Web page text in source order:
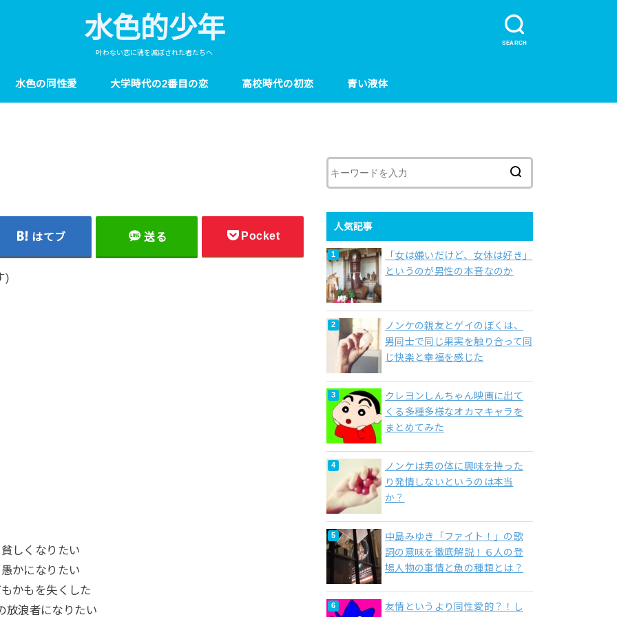
SEARCH
水色的少年
叶わない恋に魂を滅ぼされた者たちへ
水色の同性愛 大学時代の2番目の恋 高校時代の初恋 青い液体
はてブ 送る Pocket
)
貧しくなりたい
愚かになりたい
かもを失くした
放浪者になりたい
人気記事
「女は嫌いだけど、女体は好き」
というのが男性の本音なのか
ノンケの親友とゲイのぼくは、
男同士で同じ果実を触り合って同
じ快楽と幸福を感じた
クレヨンしんちゃん映画に出て
くる多種多様なオカマキャラを
まとめてみた
ノンケは男の体に興味を持った
り発情しないというのは本当
か？
中島みゆき「ファイト！」の歌
詞の意味を徹底解説！６人の登
場人物の事情と魚の種類とは？
友情というより同性愛的？！し